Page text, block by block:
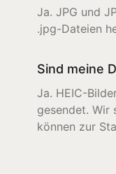
Ja. JPG und
.jpg-Dateien
Sind meine
Ja. HEIC-
gesendet. Wir
können zur